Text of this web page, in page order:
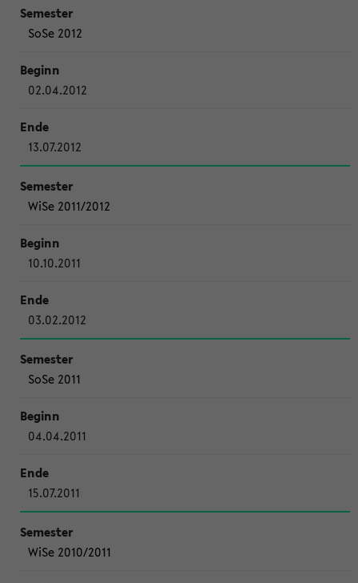
SoSe 2012
02.04.2012
13.07.2012
WiSe 2011/2012
10.10.2011
03.02.2012
SoSe 2011
04.04.2011
15.07.2011
WiSe 2010/2011